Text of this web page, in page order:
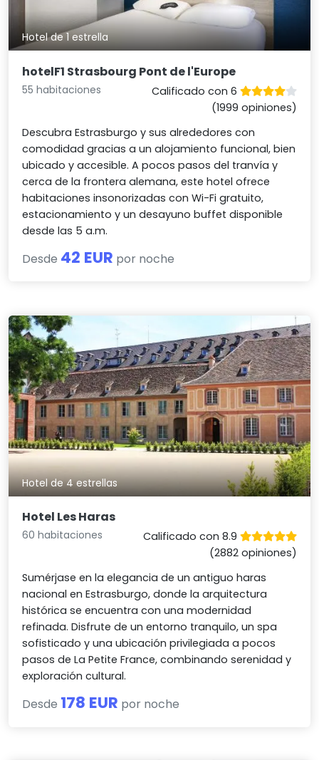
Hotel de 1 estrella
hotelF1 Strasbourg Pont de l'Europe
55 habitaciones
Calificado con 6
(1999 opiniones)
Descubra Estrasburgo y sus alrededores con
comodidad gracias a un alojamiento funcional, bien
ubicado y accesible. A pocos pasos del tranvía y
cerca de la frontera alemana, este hotel ofrece
habitaciones insonorizadas con Wi-Fi gratuito,
estacionamiento y un desayuno buffet disponible
desde las 5 a.m.
Desde 42 EUR por noche
Hotel de 4 estrellas
Hotel Les Haras
60 habitaciones
Calificado con 8.9
(2882 opiniones)
Sumérjase en la elegancia de un antiguo haras
nacional en Estrasburgo, donde la arquitectura
histórica se encuentra con una modernidad
refinada. Disfrute de un entorno tranquilo, un spa
sofisticado y una ubicación privilegiada a pocos
pasos de La Petite France, combinando serenidad y
exploración cultural.
Desde 178 EUR por noche